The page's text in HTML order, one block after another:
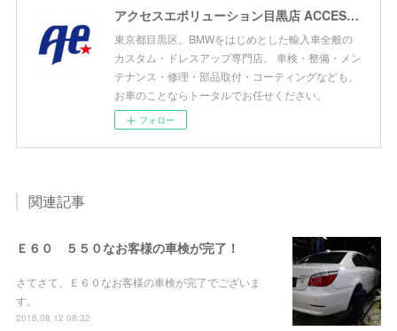
アクセスエボリューション目黒店 ACCESS EVOLUTION MEGURO
東京都目黒区。BMWをはじめとした輸入車全般の
カスタム・ドレスアップ専門店。 車検・整備・メン
テナンス・修理・部品取付・コーティングなども、
お車のことならトータルでお任せください。
フォロー
関連記事
Ｅ６０ ５５０なお客様の車検が完了！
さてさて、Ｅ６０なお客様の車検が完了でございま
す。
2018.08.12 08:32